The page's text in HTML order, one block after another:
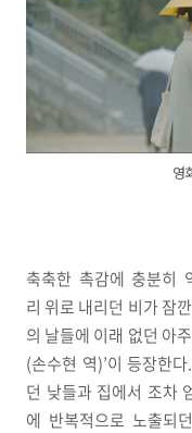
영
축축한 촉감에 충분히
리 위로 내리던 비가 잠
의 날들에 이래 없던 아
(손수현 역)’이 등장한
던 낮들과 집에서 조차
에 반복적으로 노출되